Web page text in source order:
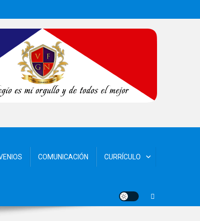
COMUNICACIÓN CURRÍCULO